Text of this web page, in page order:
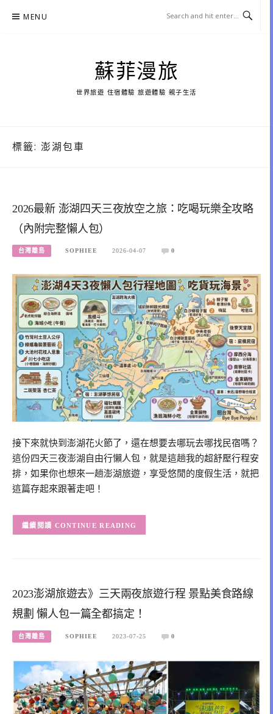
MENU
蘇菲漫旅
世界旅遊 住宿體驗 旅遊體驗 親子生活
標籤: 澎湖包車
2026最新 澎湖四天三夜放空之旅：吃喝玩樂全攻略
（內附完整懶人包）
台灣離島 SOPHIEE 2026-04-07 0
接下來就快到澎湖花火節了，還在想要去哪玩去哪找民宿嗎？
這份四天三夜澎湖自由行懶人包，就是這趟我的超舒壓行程安
排，如果你也想來一趟澎湖旅遊，享受悠閒的度假生活，就把
這篇存起來跟著走吧！
CONTINUE READING
2023澎湖旅遊去》三天兩夜旅遊行程 景點美食路線
規劃 懶人包一篇全都搞定！
台灣離島 SOPHIEE 2023-07-25 0